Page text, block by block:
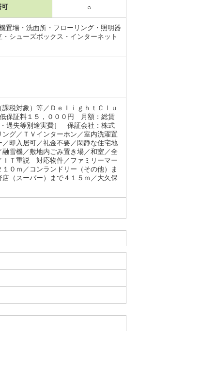
可 ○
置場・洗面所・フローリング・照明器
シューズボックス・インターネット
税対象）等／ＤｅｌｉｇｈｔＣｌｕ
保証料１５，０００円 月額：総賃
過失等別途実費］ 保証会社：株式
グ／ＴＶインターホン／室内洗濯置
即入居可／礼金不要／閑静な住宅地
雪機／敷地内ごみ置き場／和室／全
ＩＴ重説 対応物件／ファミリーマー
０ｍ／コンランドリー（その他）ま
（スーパー）まで４１５ｍ／大久保